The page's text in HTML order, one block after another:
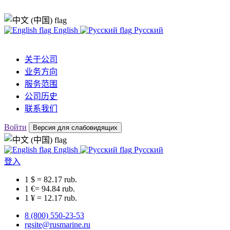
English Русский
关于公司
业务方向
服务范围
公司历史
联系我们
Войти Версия для слабовидящих
English
Русский
登入
1 $ = 82.17 rub.
1 €= 94.84 rub.
1 ¥ = 12.17 rub.
8 (800) 550-23-53
rgsite@rusmarine.ru